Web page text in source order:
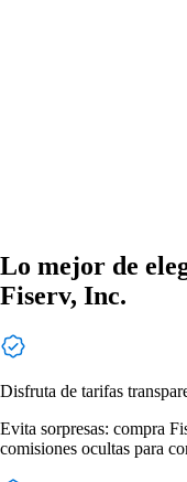
Lo mejor de
Fiserv, Inc.
Disfruta de tarifas
Evita sorpresas: compra
comisiones ocultas para